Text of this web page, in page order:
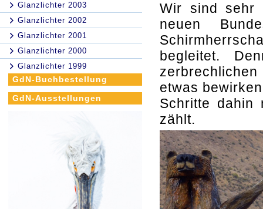
Glanzlichter 2003
Glanzlichter 2002
Glanzlichter 2001
Glanzlichter 2000
Glanzlichter 1999
GdN-Buchbestellung
GdN-Ausstellungen
Wir sind sehr
neuen
begleitet.
zerbrechlichen
etwas
Schritte dahin
zählt.